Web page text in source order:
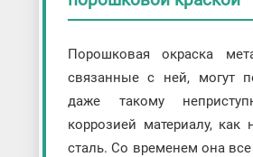
Порошковая окраска
связанные с ней, могут
даже такому
коррозией материалу, как
сталь. Со временем она все